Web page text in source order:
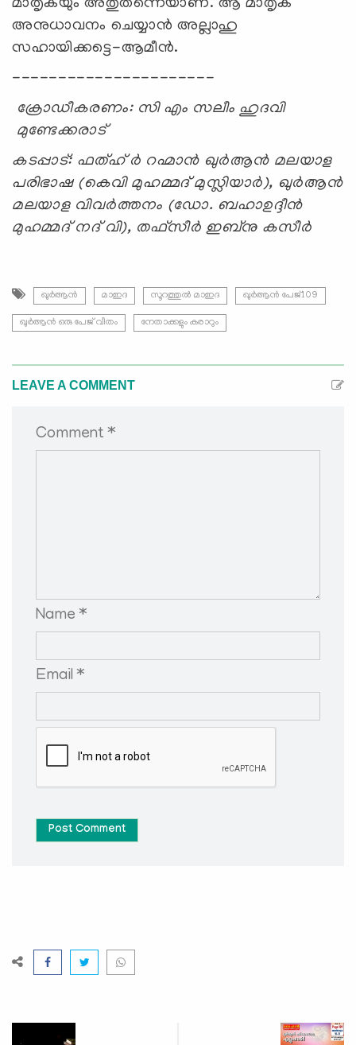
മാതൃകയും അതുതന്നെയാണ്. ആ മാതൃക
അനുധാവനം ചെയ്യാന്‍ അല്ലാഹു
സഹായിക്കട്ടെ-ആമീന്‍.
----------------------
ക്രോഡീകരണം: സി എം സലീം ഹുദവി
മുണ്ടേക്കരാട്
കടപ്പാട്: ഫത്ഹ് ർ റഹ്മാൻ ഖുർആൻ മലയാള
പരിഭാഷ (കെവി മുഹമ്മദ് മുസ്ലിയാർ), ഖുർആൻ
മലയാള വിവർത്തനം (ഡോ. ബഹാഉദ്ദീൻ
മുഹമ്മദ് നദ് വി), തഫ്സീർ ഇബ്നു കസീർ
ഖുർആൻ മാഇദ സൂറത്തുല്‍ മാഇദ ഖുർആൻ പേജ്109
ഖുർആൻ ഒരു പേജ് വീതം നേതാക്കളും കരാറും
LEAVE A COMMENT
Comment *
Name *
Email *
Post Comment